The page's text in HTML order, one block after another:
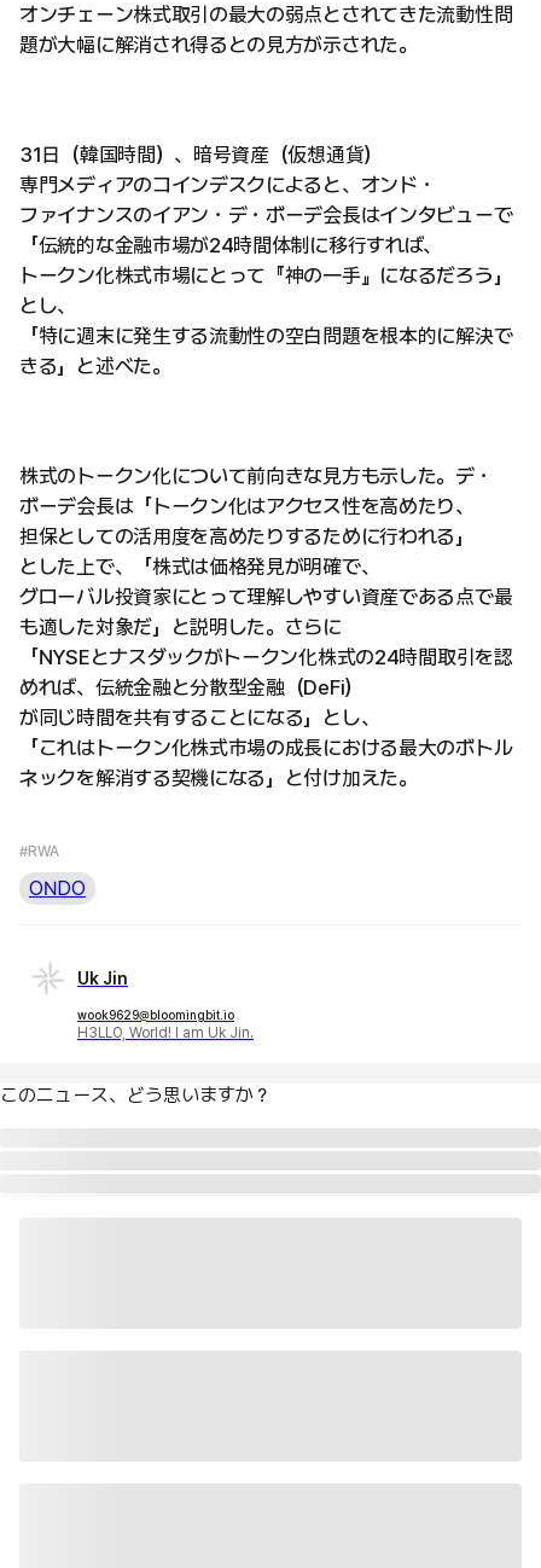
オンチェーン株式取引の最大の弱点とされてきた流動性問
題が大幅に解消され得るとの見方が示された。
31日（韓国時間）、暗号資産（仮想通貨）
専門メディアのコインデスクによると、オンド・
ファイナンスのイアン・デ・ボーデ会長はインタビューで
「伝統的な金融市場が24時間体制に移行すれば、
トークン化株式市場にとって『神の一手』になるだろう」
とし、
「特に週末に発生する流動性の空白問題を根本的に解決で
きる」と述べた。
株式のトークン化について前向きな見方も示した。デ・
ボーデ会長は「トークン化はアクセス性を高めたり、
担保としての活用度を高めたりするために行われる」
とした上で、「株式は価格発見が明確で、
グローバル投資家にとって理解しやすい資産である点で最
も適した対象だ」と説明した。さらに
「NYSEとナスダックがトークン化株式の24時間取引を認
めれば、伝統金融と分散型金融（DeFi）
が同じ時間を共有することになる」とし、
「これはトークン化株式市場の成長における最大のボトル
ネックを解消する契機になる」と付け加えた。
#RWA
ONDO
Uk Jin
wook9629@bloomingbit.io
H3LLO, World! I am Uk Jin.
このニュース、どう思いますか？